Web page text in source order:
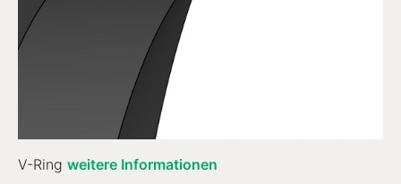
V-Ring weitere Informationen